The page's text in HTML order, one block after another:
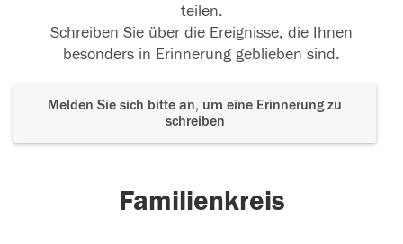
teilen.
Schreiben Sie über die Ereignisse, die Ihnen
besonders in Erinnerung geblieben sind.
Melden Sie sich bitte an, um eine Erinnerung zu
schreiben
Familienkreis